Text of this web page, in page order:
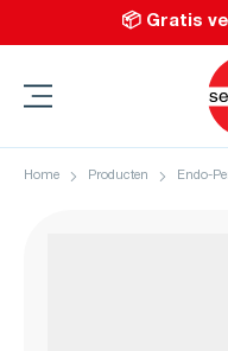
Ga naar de inhoud📦 Gratis
Home Producten Endo-